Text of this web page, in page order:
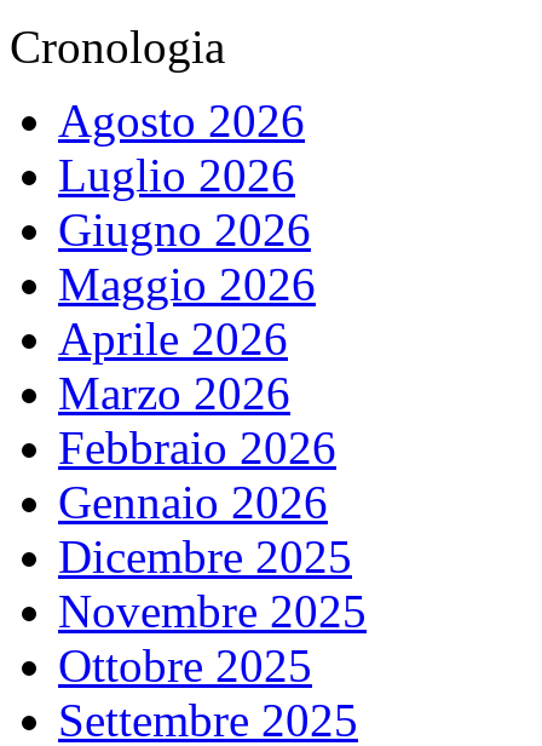
Cronologia
Agosto 2026
Luglio 2026
Giugno 2026
Maggio 2026
Aprile 2026
Marzo 2026
Febbraio 2026
Gennaio 2026
Dicembre 2025
Novembre 2025
Ottobre 2025
Settembre 2025